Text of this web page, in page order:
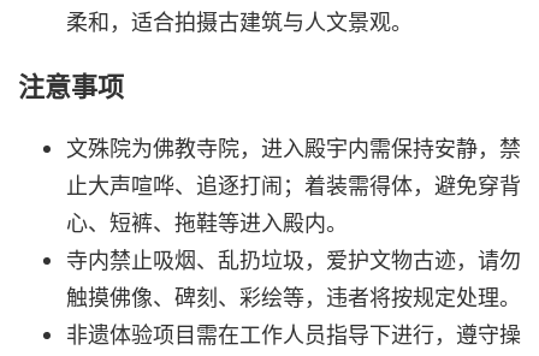
柔和，适合拍摄古建筑与人文景观。
注意事项
文殊院为佛教寺院，进入殿宇内需保持安静，禁
止大声喧哗、追逐打闹；着装需得体，避免穿背
心、短裤、拖鞋等进入殿内。
寺内禁止吸烟、乱扔垃圾，爱护文物古迹，请勿
触摸佛像、碑刻、彩绘等，违者将按规定处理。
非遗体验项目需在工作人员指导下进行，遵守操